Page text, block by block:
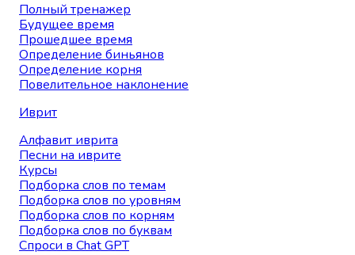
Полный тренажер
Будущее время
Прошедшее время
Определение биньянов
Определение корня
Повелительное наклонение
Иврит
Алфавит иврита
Песни на иврите
Курсы
Подборка слов по темам
Подборка слов по уровням
Подборка слов по корням
Подборка слов по буквам
Спроси в Chat GPT